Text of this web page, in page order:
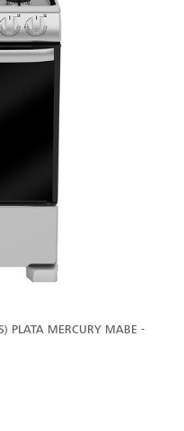
PLATA MERCURY MABE -